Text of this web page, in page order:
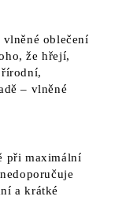
oblečení
že hřejí,
– vlněné
při maximální
a krátké